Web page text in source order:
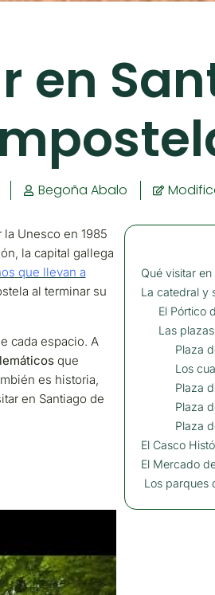
en
Begoña Abalo
Qué visitar
La catedral y
El Pórtico
Las
Plaza
Los
Plaza
Plaza
Plaza
El Casco
El Mercado
Los parques
la Unesco en 1985
la capital gallega
que llevan a
al terminar su
cada espacio. A
que
es historia,
en Santiago de